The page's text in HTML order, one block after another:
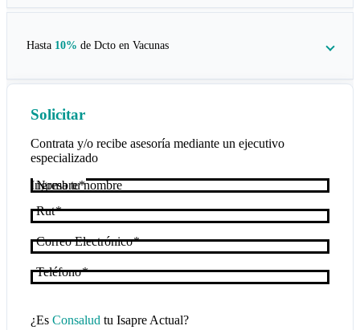
Hasta 10% de Dcto en Vacunas
Solicitar
Contrata y/o recibe asesoría mediante un ejecutivo
especializado
Nombre
Rut
Correo Electrónico
Teléfono
¿Es Consalud tu Isapre Actual?